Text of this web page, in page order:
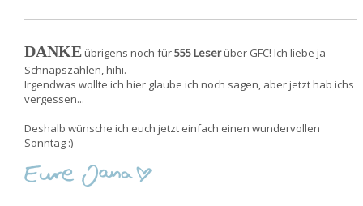
DANKEübrigens noch für555 Leserüber GFC! Ich liebe ja
Schnapszahlen, hihi.
Irgendwas wollte ich hier glaube ich noch sagen, aber jetzt hab ichs
vergessen...
Deshalb wünsche ich euch jetzt einfach einen wundervollen
Sonntag :)